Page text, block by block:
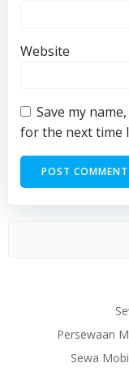
Website
Save my
for the next time
Persewaan
Sewa